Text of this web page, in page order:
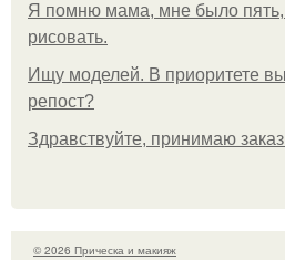
Я помню мама, мне было пять,
рисовать.
Ищу моделей. В приоритете
репост?
Здравствуйте, принимаю
© 2026 Прическа и макияж